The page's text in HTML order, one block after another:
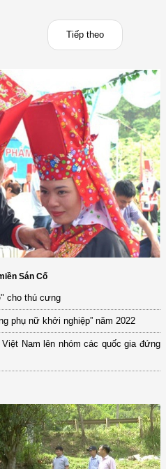
Tiếp theo
Sán Cố
cho thú cưng
phụ nữ khởi nghiệp” năm 2022
Nam lên nhóm các quốc gia đứng